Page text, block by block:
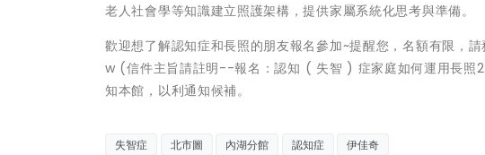
老人社會學等知識建立照護架構，提供家屬系統化思考與準備。
歡迎想了解認知症和長照的朋友報名參加~提醒您，名額有限
w (信件主旨請註明--報名：認知 ( 失智 ) 症家庭如何運用長
知本館，以利通知候補。
失智症 北市圖 內湖分館 認知症 伊佳奇